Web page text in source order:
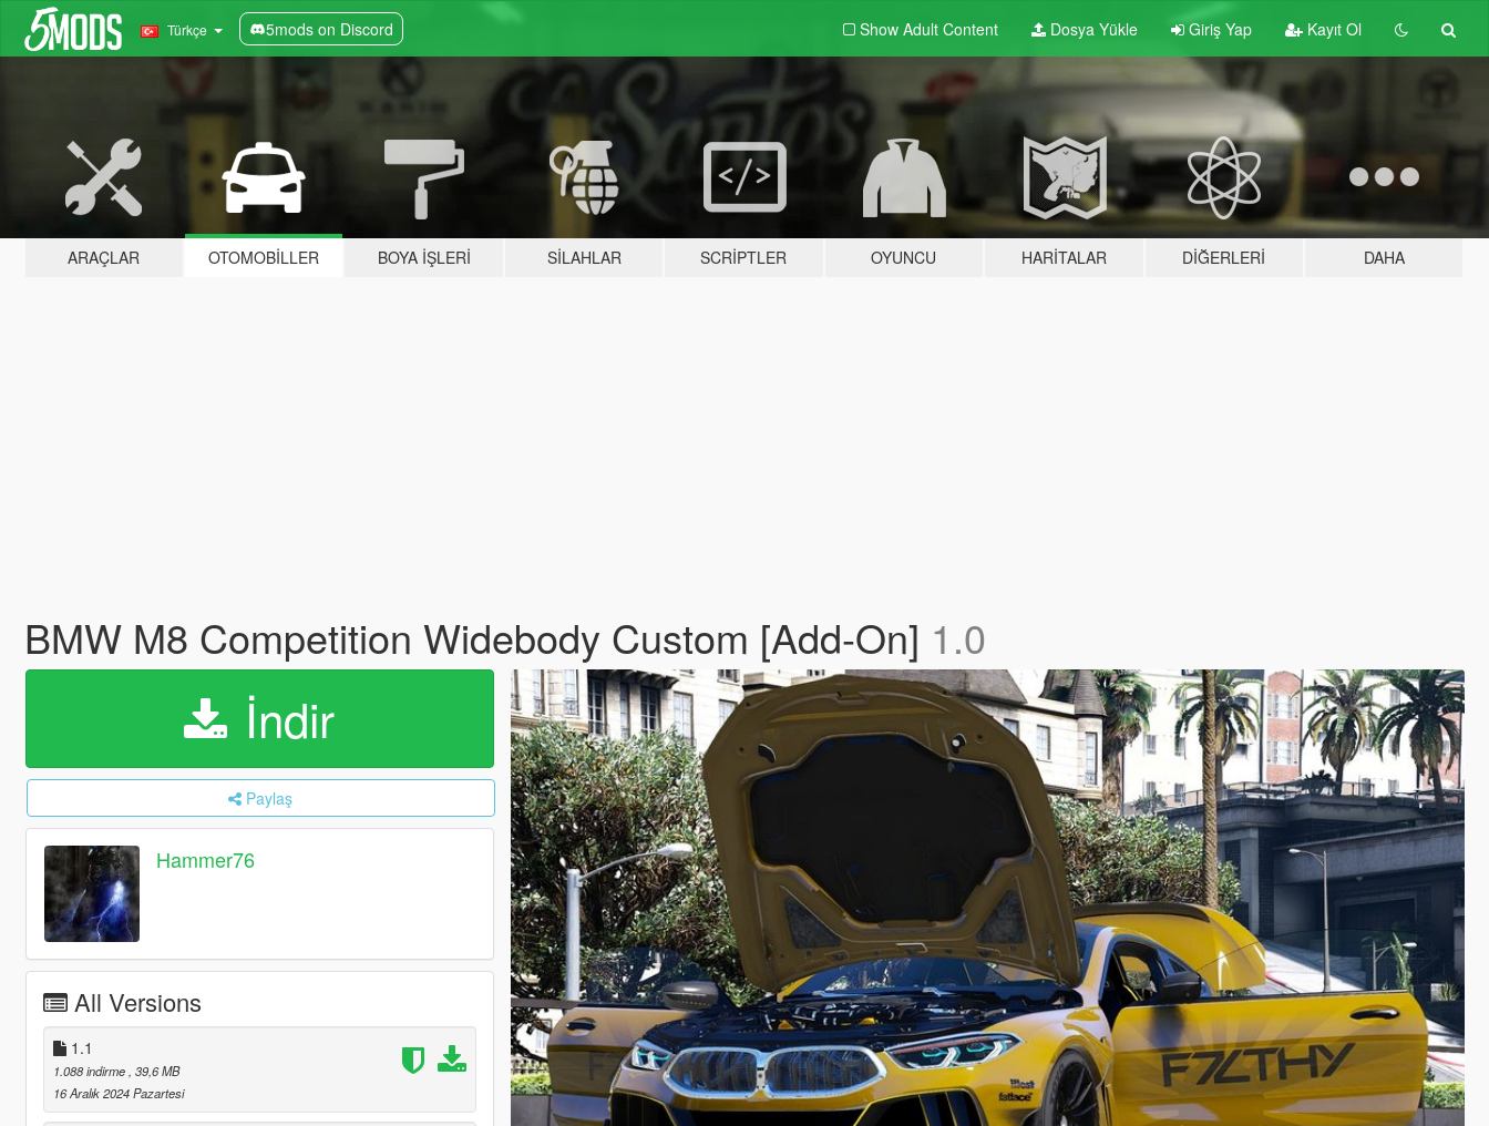
Türkçe 5mods on Discord Show Adult Content Dosya Yükle Giriş Yap Kayıt Ol
ARAÇLAR OTOMOBILLER BOYA İŞLERI SILAHLAR SCRIPTLER OYUNCU HARITALAR DIĞERLERI DAHA
BMW M8 Competition Widebody Custom [Add-On] 1.0
İndir
Paylaş
Hammer76
All Versions
1.1
1.088 indirme , 39,6 MB
16 Aralık 2024 Pazartesi